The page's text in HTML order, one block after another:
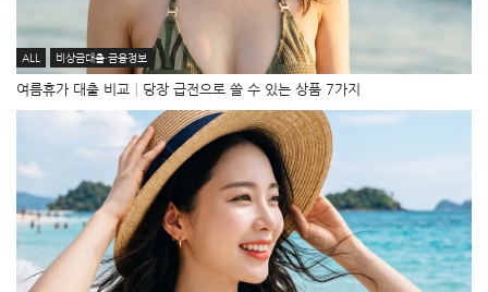
ALL 비상금대출·금융정보
여름휴가 대출 비교│당장 급전으로 쓸 수 있는 상품 7가지